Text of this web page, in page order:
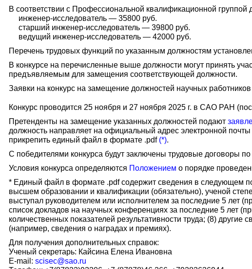
В соответствии с Профессиональной квалификационной
инженер-исследователь — 35800 руб.
старший инженер-исследователь — 39800 руб.
ведущий инженер-исследователь — 42000 руб.
Перечень трудовых функций по указанным должностям
В конкурсе на перечисленные выше должности могут принять
предъявляемым для замещения соответствующей должности.
Заявки на конкурс на замещение должностей научных
Конкурс проводится 25 ноября и 27 ноября 2025 г. в САО РАН
Претенденты на замещение указанных должностей подают
должность направляет на официальный адрес электронной
прикрепить единый файл в формате .pdf (*).
С победителями конкурса будут заключены трудовые договоры
Условия конкурса определяются Положением о порядке
* Единый файл в формате .pdf содержит сведения в следующем
высшем образовании и квалификации (обязательно), ученой
выступал руководителем или исполнителем за последние 5 лет
список докладов на научных конференциях за последние 5 лет
количественных показателей результативности труда; (8)
(например, сведения о наградах и премиях).
Для получения дополнительных справок:
Ученый секретарь: Кайсина Елена Ивановна
E-mail:scisec@sao.ru